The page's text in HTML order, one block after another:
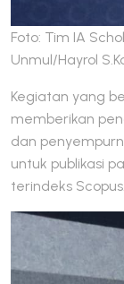
Foto: Tim IA
Unmul/Hayrol
Kegiatan yang
memberikan
dan
untuk publikasi
terindeks Scopus.